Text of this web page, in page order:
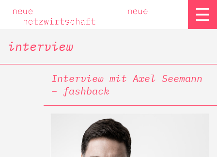
☰
interview
Interview mit Axel Seemann
– fashback